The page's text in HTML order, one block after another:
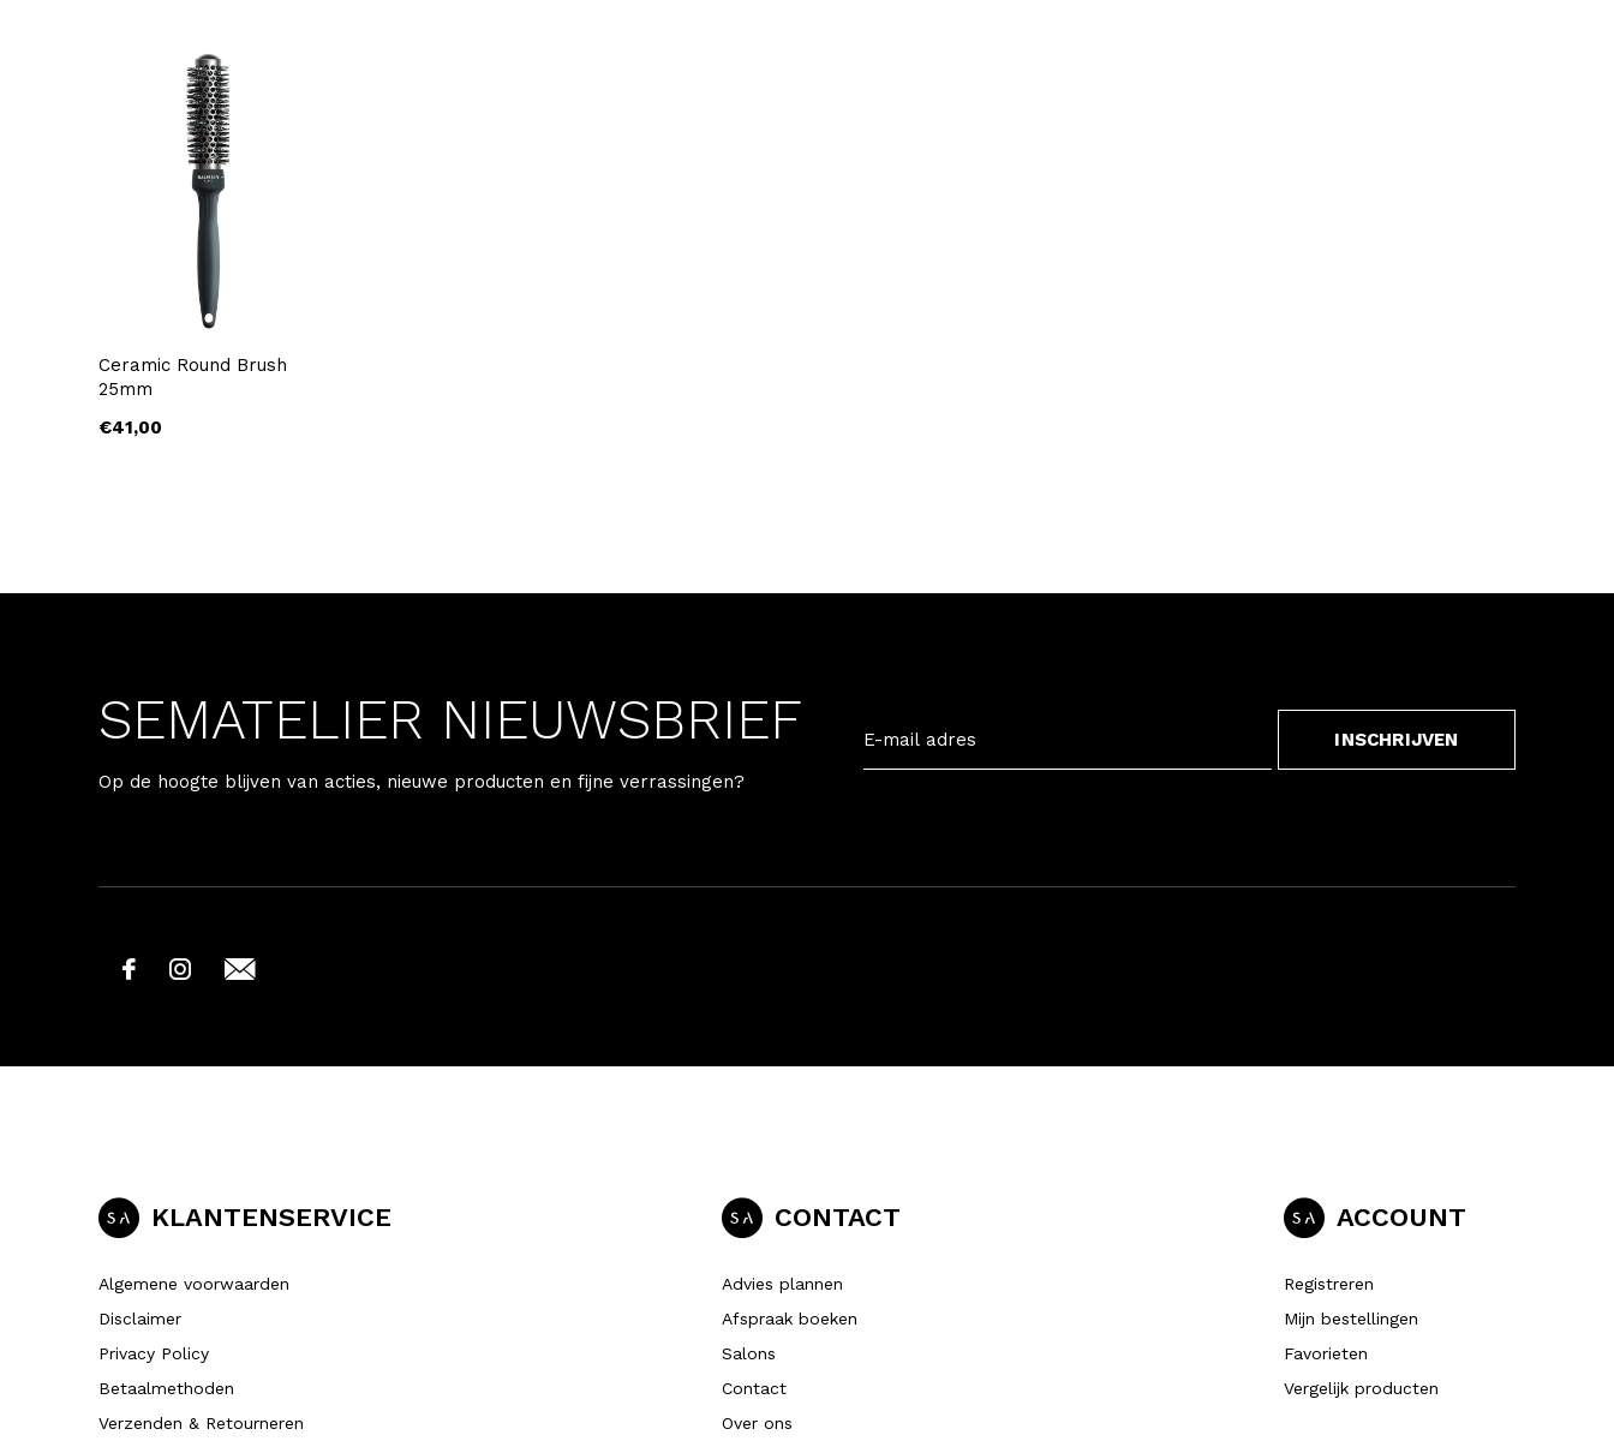
Ceramic Round Brush
25mm
€41,00
SEMATELIER NIEUWSBRIEF
Op de hoogte blijven van acties, nieuwe producten en fijne verrassingen?
INSCHRIJVEN
KLANTENSERVICE
Algemene voorwaarden
Disclaimer
Privacy Policy
Betaalmethoden
Verzenden & Retourneren
CONTACT
Advies plannen
Afspraak boeken
Salons
Contact
Over ons
ACCOUNT
Registreren
Mijn bestellingen
Favorieten
Vergelijk producten